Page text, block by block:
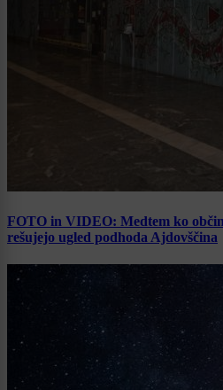
FOTO in VIDEO: Medtem ko
rešujejo ugled podhoda Ajdovščina